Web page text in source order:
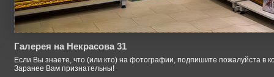
Галерея на Некрасова 31
Если Вы знаете, что (или кто) на фотографии, подпишите пожалуйста в
Заранее Вам признательны!